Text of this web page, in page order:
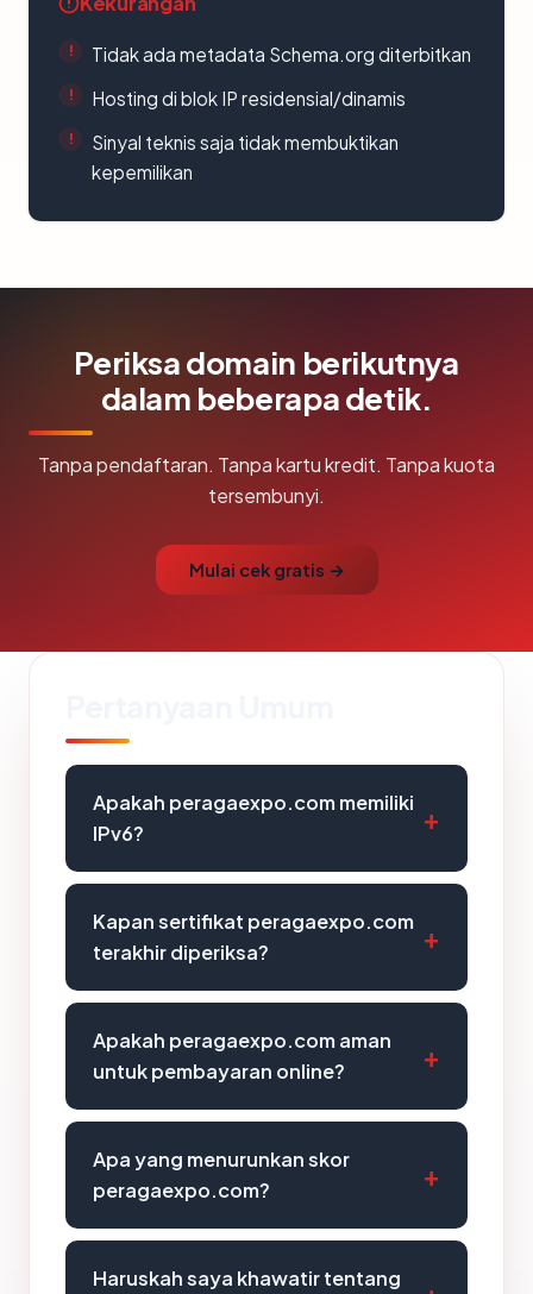
Tidak ada metadata Schema.org diterbitkan
Hosting di blok IP residensial/dinamis
Sinyal teknis saja tidak membuktikan
kepemilikan
Periksa domain berikutnya
dalam beberapa detik.
Tanpa pendaftaran. Tanpa kartu kredit. Tanpa kuota
tersembunyi.
Mulai cek gratis →
Apakah peragaexpo.com memiliki
IPv6?
Kapan sertifikat peragaexpo.com
terakhir diperiksa?
Apakah peragaexpo.com aman
untuk pembayaran online?
Apa yang menurunkan skor
peragaexpo.com?
Haruskah saya khawatir tentang